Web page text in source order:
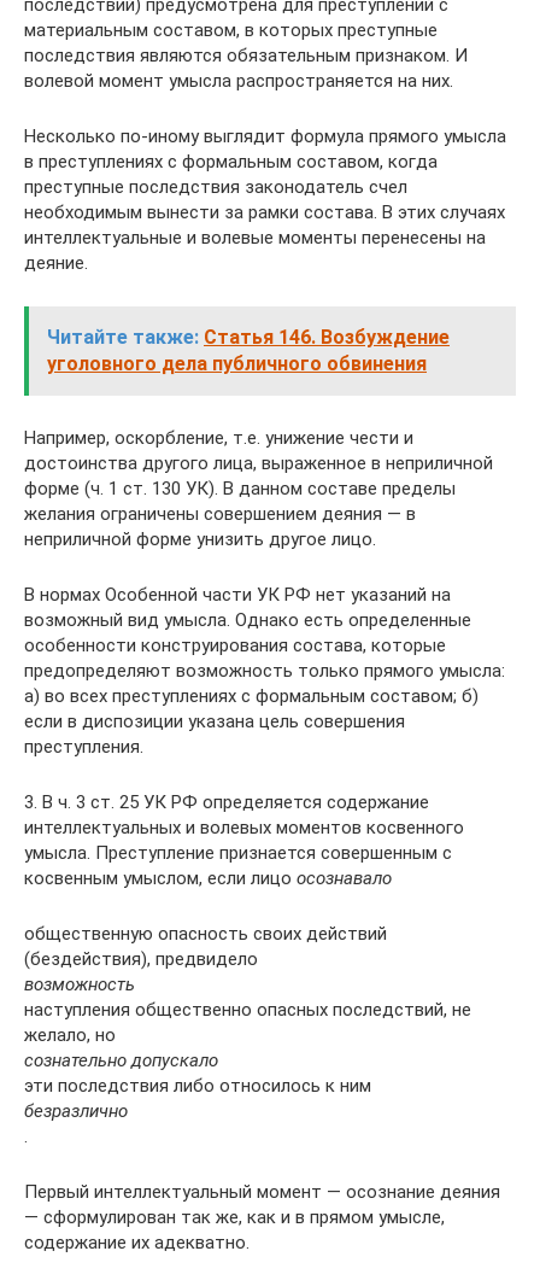
последствий) предусмотрена для преступлений с
материальным составом, в которых преступные
последствия являются обязательным признаком. И
волевой момент умысла распространяется на них.
Несколько по-иному выглядит формула прямого умысла
в преступлениях с формальным составом, когда
преступные последствия законодатель счел
необходимым вынести за рамки состава. В этих случаях
интеллектуальные и волевые моменты перенесены на
деяние.
Читайте также: Статья 146. Возбуждение
уголовного дела публичного обвинения
Например, оскорбление, т.е. унижение чести и
достоинства другого лица, выраженное в неприличной
форме (ч. 1 ст. 130 УК). В данном составе пределы
желания ограничены совершением деяния — в
неприличной форме унизить другое лицо.
В нормах Особенной части УК РФ нет указаний на
возможный вид умысла. Однако есть определенные
особенности конструирования состава, которые
предопределяют возможность только прямого умысла:
а) во всех преступлениях с формальным составом; б)
если в диспозиции указана цель совершения
преступления.
3. В ч. 3 ст. 25 УК РФ определяется содержание
интеллектуальных и волевых моментов косвенного
умысла. Преступление признается совершенным с
косвенным умыслом, если лицо осознавало
общественную опасность своих действий
(бездействия), предвидело
возможность
наступления общественно опасных последствий, не
желало, но
сознательно допускало
эти последствия либо относилось к ним
безразлично
.
Первый интеллектуальный момент — осознание деяния
— сформулирован так же, как и в прямом умысле,
содержание их адекватно.